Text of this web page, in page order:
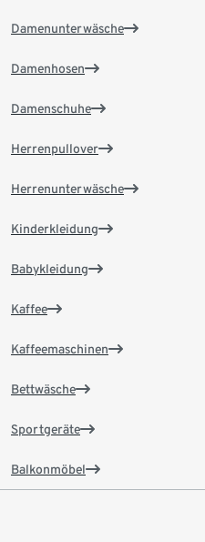
Damenunterwäsche
Damenhosen
Damenschuhe
Herrenpullover
Herrenunterwäsche
Kinderkleidung
Babykleidung
Kaffee
Kaffeemaschinen
Bettwäsche
Sportgeräte
Balkonmöbel